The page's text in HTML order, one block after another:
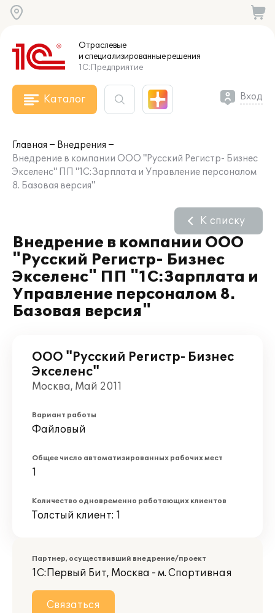
Отраслевые
и специализированныерешения
1С:Предприятие
Каталог Вход
Главная
Внедрения
Внедрение в компании ООО "Русский Регистр- Бизнес
Экселенс" ПП "1С:Зарплата и Управление персоналом
8. Базовая версия"
Внедрение в компании ООО
"Русский Регистр- Бизнес
Экселенс" ПП "1С:Зарплата и
Управление персоналом 8.
Базовая версия"
К списку
ООО "Русский Регистр- Бизнес
Экселенс"
Москва, Май 2011
Вариант работы
Файловый
Общее число автоматизированных рабочих мест
1
Количество одновременно работающих клиентов
Толстый клиент: 1
Партнер, осуществивший внедрение/проект
1С:Первый Бит, Москва - м. Спортивная
Связаться